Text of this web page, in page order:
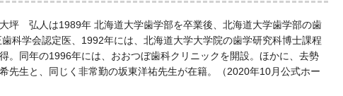
坪 弘人は1989年 北海道大学歯学部を卒業後、北海道大学歯学部の歯
科学会認定医、1992年には、北海道大学大学院の歯学研究科博士課程
。同年の1996年には、おおつぼ歯科クリニックを開設。ほかに、去勢
先生と、同じく非常勤の坂東洋祐先生が在籍。（2020年10月公式ホー